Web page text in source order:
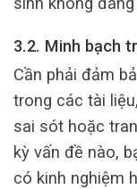
3.2. Minh bạch
Cần phải đảm
trong các tài
sai sót hoặc
kỳ vấn đề nào,
có kinh nghiệm